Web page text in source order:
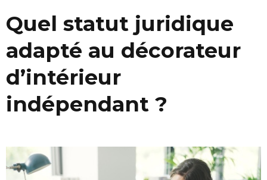
Quel statut juridique
adapté au décorateur
d’intérieur
indépendant ?